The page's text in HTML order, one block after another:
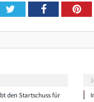
TwitterFacebook
den Startschuss für